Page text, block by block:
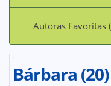
Autoras Favoritas
Bárbara (20)